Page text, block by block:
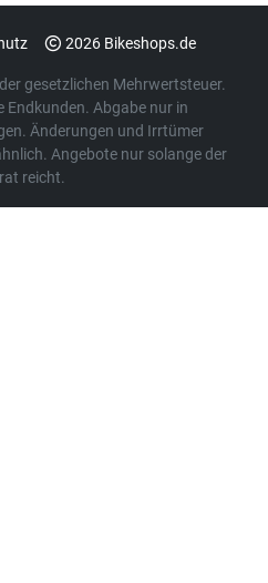
2026 Bikeshops.de
gesetzlichen Mehrwertsteuer.
Abgabe nur in
Änderungen und Irrtümer
Angebote nur solange der
reicht.